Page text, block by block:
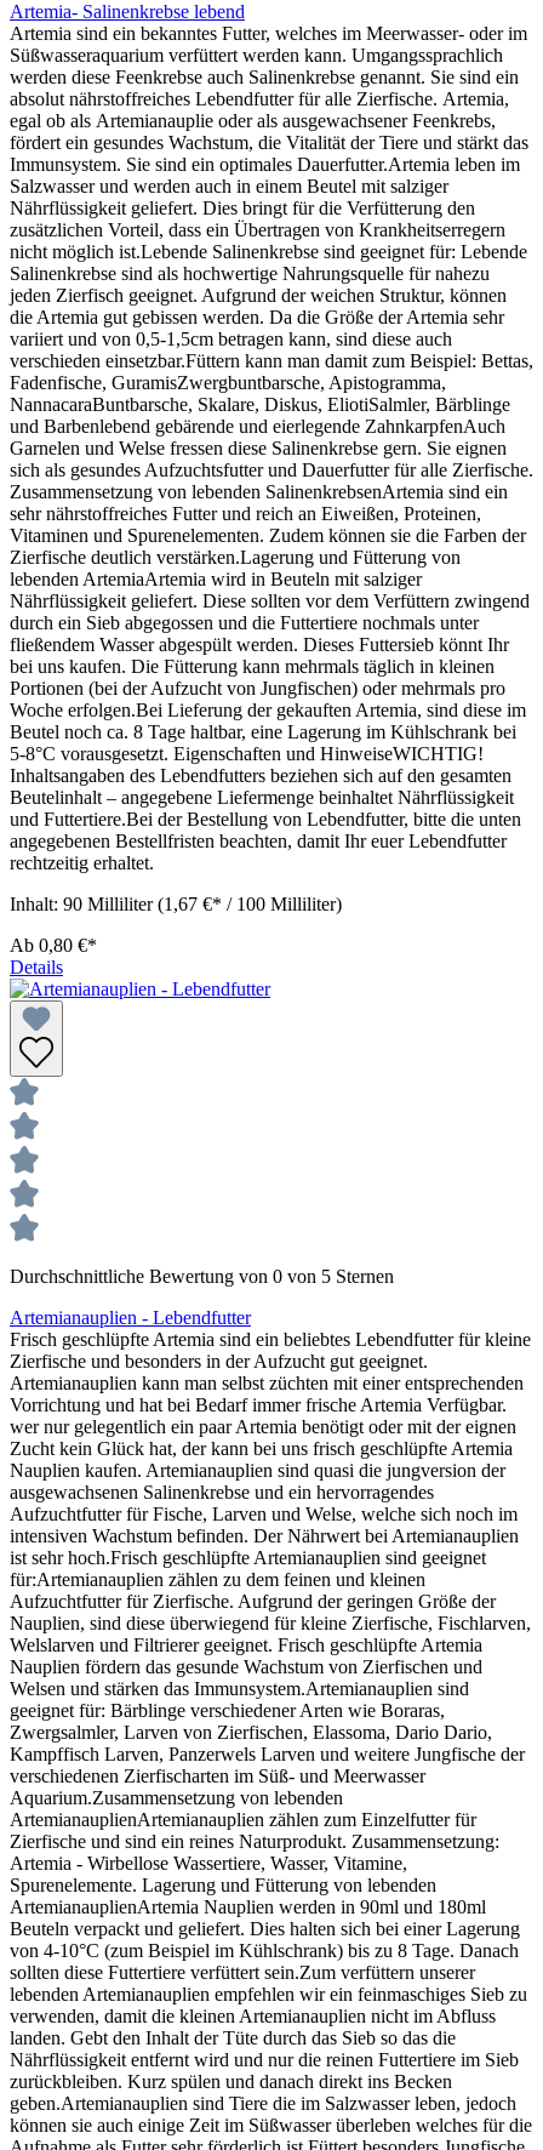
Artemia- Salinenkrebse lebend
Artemia sind ein bekanntes Futter, welches im Meerwasser- oder im
Süßwasseraquarium verfüttert werden kann. Umgangssprachlich
werden diese Feenkrebse auch Salinenkrebse genannt. Sie sind ein
absolut nährstoffreiches Lebendfutter für alle Zierfische. Artemia,
egal ob als Artemianauplie oder als ausgewachsener Feenkrebs,
fördert ein gesundes Wachstum, die Vitalität der Tiere und stärkt das
Immunsystem. Sie sind ein optimales Dauerfutter.Artemia leben im
Salzwasser und werden auch in einem Beutel mit salziger
Nährflüssigkeit geliefert. Dies bringt für die Verfütterung den
zusätzlichen Vorteil, dass ein Übertragen von Krankheitserregern
nicht möglich ist.Lebende Salinenkrebse sind geeignet für: Lebende
Salinenkrebse sind als hochwertige Nahrungsquelle für nahezu
jeden Zierfisch geeignet. Aufgrund der weichen Struktur, können
die Artemia gut gebissen werden. Da die Größe der Artemia sehr
variiert und von 0,5-1,5cm betragen kann, sind diese auch
verschieden einsetzbar.Füttern kann man damit zum Beispiel: Bettas,
Fadenfische, GuramisZwergbuntbarsche, Apistogramma,
NannacaraBuntbarsche, Skalare, Diskus, EliotiSalmler, Bärblinge
und Barbenlebend gebärende und eierlegende ZahnkarpfenAuch
Garnelen und Welse fressen diese Salinenkrebse gern. Sie eignen
sich als gesundes Aufzuchtsfutter und Dauerfutter für alle Zierfische.
Zusammensetzung von lebenden SalinenkrebsenArtemia sind ein
sehr nährstoffreiches Futter und reich an Eiweißen, Proteinen,
Vitaminen und Spurenelementen. Zudem können sie die Farben der
Zierfische deutlich verstärken.Lagerung und Fütterung von
lebenden ArtemiaArtemia wird in Beuteln mit salziger
Nährflüssigkeit geliefert. Diese sollten vor dem Verfüttern zwingend
durch ein Sieb abgegossen und die Futtertiere nochmals unter
fließendem Wasser abgespült werden. Dieses Futtersieb könnt Ihr
bei uns kaufen. Die Fütterung kann mehrmals täglich in kleinen
Portionen (bei der Aufzucht von Jungfischen) oder mehrmals pro
Woche erfolgen.Bei Lieferung der gekauften Artemia, sind diese im
Beutel noch ca. 8 Tage haltbar, eine Lagerung im Kühlschrank bei
5-8°C vorausgesetzt. Eigenschaften und HinweiseWICHTIG!
Inhaltsangaben des Lebendfutters beziehen sich auf den gesamten
Beutelinhalt – angegebene Liefermenge beinhaltet Nährflüssigkeit
und Futtertiere.Bei der Bestellung von Lebendfutter, bitte die unten
angegebenen Bestellfristen beachten, damit Ihr euer Lebendfutter
rechtzeitig erhaltet.
Inhalt: 90 Milliliter(1,67 €* / 100 Milliliter)
Ab 0,80 €*
Details
Durchschnittliche Bewertung von 0 von 5 Sternen
Artemianauplien - Lebendfutter
Frisch geschlüpfte Artemia sind ein beliebtes Lebendfutter für kleine
Zierfische und besonders in der Aufzucht gut geeignet.
Artemianauplien kann man selbst züchten mit einer entsprechenden
Vorrichtung und hat bei Bedarf immer frische Artemia Verfügbar.
wer nur gelegentlich ein paar Artemia benötigt oder mit der eignen
Zucht kein Glück hat, der kann bei uns frisch geschlüpfte Artemia
Nauplien kaufen. Artemianauplien sind quasi die jungversion der
ausgewachsenen Salinenkrebse und ein hervorragendes
Aufzuchtfutter für Fische, Larven und Welse, welche sich noch im
intensiven Wachstum befinden. Der Nährwert bei Artemianauplien
ist sehr hoch.Frisch geschlüpfte Artemianauplien sind geeignet
für:Artemianauplien zählen zu dem feinen und kleinen
Aufzuchtfutter für Zierfische. Aufgrund der geringen Größe der
Nauplien, sind diese überwiegend für kleine Zierfische, Fischlarven,
Welslarven und Filtrierer geeignet. Frisch geschlüpfte Artemia
Nauplien fördern das gesunde Wachstum von Zierfischen und
Welsen und stärken das Immunsystem.Artemianauplien sind
geeignet für: Bärblinge verschiedener Arten wie Boraras,
Zwergsalmler, Larven von Zierfischen, Elassoma, Dario Dario,
Kampffisch Larven, Panzerwels Larven und weitere Jungfische der
verschiedenen Zierfischarten im Süß- und Meerwasser
Aquarium.Zusammensetzung von lebenden
ArtemianauplienArtemianauplien zählen zum Einzelfutter für
Zierfische und sind ein reines Naturprodukt. Zusammensetzung:
Artemia - Wirbellose Wassertiere, Wasser, Vitamine,
Spurenelemente. Lagerung und Fütterung von lebenden
ArtemianauplienArtemia Nauplien werden in 90ml und 180ml
Beuteln verpackt und geliefert. Dies halten sich bei einer Lagerung
von 4-10°C (zum Beispiel im Kühlschrank) bis zu 8 Tage. Danach
sollten diese Futtertiere verfüttert sein.Zum verfüttern unserer
lebenden Artemianauplien empfehlen wir ein feinmaschiges Sieb zu
verwenden, damit die kleinen Artemianauplien nicht im Abfluss
landen. Gebt den Inhalt der Tüte durch das Sieb so das die
Nährflüssigkeit entfernt wird und nur die reinen Futtertiere im Sieb
zurückbleiben. Kurz spülen und danach direkt ins Becken
geben.Artemianauplien sind Tiere die im Salzwasser leben, jedoch
können sie auch einige Zeit im Süßwasser überleben welches für die